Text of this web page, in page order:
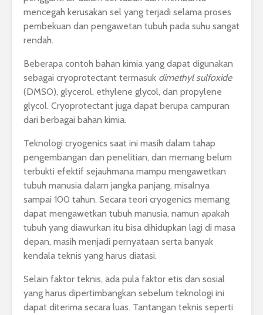
mencegah kerusakan sel yang terjadi selama proses
pembekuan dan pengawetan tubuh pada suhu sangat
rendah.
Beberapa contoh bahan kimia yang dapat digunakan
sebagai cryoprotectant termasuk dimethyl sulfoxide
(DMSO), glycerol, ethylene glycol, dan propylene
glycol. Cryoprotectant juga dapat berupa campuran
dari berbagai bahan kimia.
Teknologi cryogenics saat ini masih dalam tahap
pengembangan dan penelitian, dan memang belum
terbukti efektif sejauhmana mampu mengawetkan
tubuh manusia dalam jangka panjang, misalnya
sampai 100 tahun. Secara teori cryogenics memang
dapat mengawetkan tubuh manusia, namun apakah
tubuh yang diawurkan itu bisa dihidupkan lagi di masa
depan, masih menjadi pernyataan serta banyak
kendala teknis yang harus diatasi.
Selain faktor teknis, ada pula faktor etis dan sosial
yang harus dipertimbangkan sebelum teknologi ini
dapat diterima secara luas. Tantangan teknis seperti